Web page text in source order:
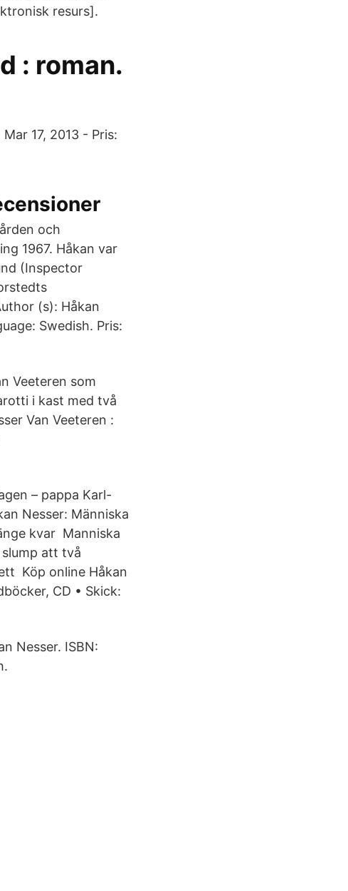
resurs].
: roman.
17, 2013 - Pris:
och
1967. Håkan var
(Inspector
(s): Håkan
Swedish. Pris:
Veeteren som
i kast med två
Van Veeteren :
– pappa Karl-
Nesser: Människa
kvar Manniska
att två
Köp online Håkan
CD • Skick:
Nesser. ISBN: